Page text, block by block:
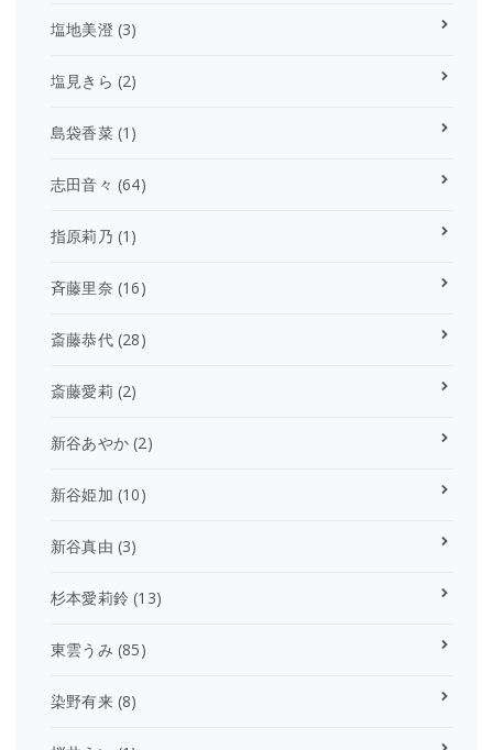
塩地美澄(3)
塩見きら (2)
島袋香菜(1)
志田音々 (64)
指原莉乃 (1)
斉藤里奈 (16)
斎藤恭代(28)
斎藤愛莉 (2)
新谷あやか (2)
新谷姫加 (10)
新谷真由 (3)
杉本愛莉鈴 (13)
東雲うみ (85)
染野有来(8)